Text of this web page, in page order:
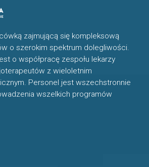
zajmującą się kompleksową
o szerokim spektrum dolegliwości.
o współpracę zespołu lekarzy
z wieloletnim
Personel jest wszechstronnie
wszelkich programów